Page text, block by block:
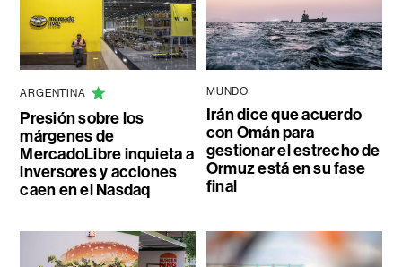
ARGENTINA
Presión sobre los
márgenes de
MercadoLibre inquieta a
inversores y acciones
caen en el Nasdaq
MUNDO
Irán dice que acuerdo
con Omán para
gestionar el estrecho de
Ormuz está en su fase
final